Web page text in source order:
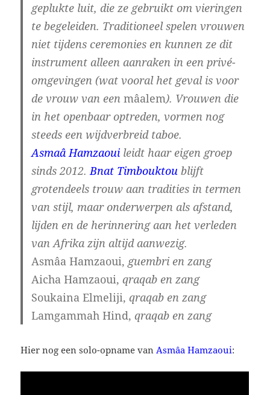
geplukte luit, die ze gebruikt om vieringen
te begeleiden. Traditioneel spelen vrouwen
niet tijdens ceremonies en kunnen ze dit
instrument alleen aanraken in een privé-
omgevingen (wat vooral het geval is voor
de vrouw van eenmâalem). Vrouwen die
in het openbaar optreden, vormen nog
steeds een wijdverbreid taboe.
AsmaâHamzaoui leidt haar eigen groep
sinds 2012.Bnat Timbouktou blijft
grotendeels trouw aan tradities in termen
van stijl, maar onderwerpen als afstand,
lijden en de herinnering aan het verleden
van Afrika zijn altijd aanwezig.
Asmâa Hamzaoui, guembri en zang
Aicha Hamzaoui,qraqab en zang
Soukaina Elmeliji, qraqab en zang
Lamgammah Hind, qraqab en zang
Hier nog een solo-opname vanAsmâa Hamzaoui: